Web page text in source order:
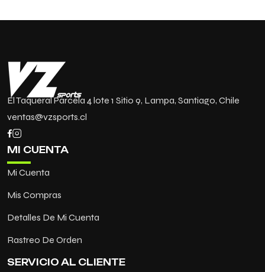
El Taqueral Parcela 4 lote 1 Sitio 9, Lampa, Santiago, Chile
ventas@vzsports.cl
MI CUENTA
Mi Cuenta
Mis Compras
Detalles De Mi Cuenta
Rastreo De Orden
SERVICIO AL CLIENTE